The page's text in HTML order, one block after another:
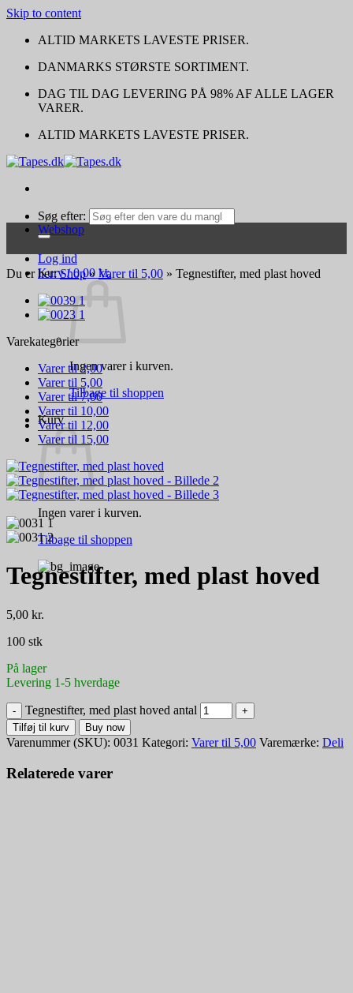
Skip to content
ALTID MARKETS LAVESTE PRISER.
DANMARKS STØRSTE SORTIMENT.
DAG TIL DAG LEVERING PÅ 98% AF ALLE LAGER
VARER.
ALTID MARKETS LAVESTE PRISER.
Søg efter:
Log ind
Kurv /0,00 kr.
Ingen varer i kurven.
Tilbage til shoppen
Kurv
Ingen varer i kurven.
Tilbage til shoppen
Webshop
Du er her: Shop» Varer til 5,00 » Tegnestifter, med plast hoved
Varekategorier
Varer til 2,00
Varer til 5,00
Varer til 7,00
Varer til 10,00
Varer til 12,00
Varer til 15,00
Tegnestifter, med plast hoved
5,00 kr.
100 stk
På lager
Levering 1-5 hverdage
Tegnestifter, med plast hoved antal
Tilføj til kurv Buy now
Varenummer (SKU): 0031 Kategori: Varer til 5,00 Varemærke: Deli
Relaterede varer